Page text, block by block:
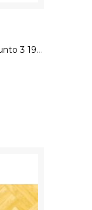
ABS Hydraulikblock ESP Fiat Punto 3 199 Bosch 0265251997 51894801